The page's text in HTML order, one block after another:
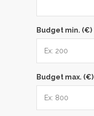
Budget min. (€)
Budget max. (€)